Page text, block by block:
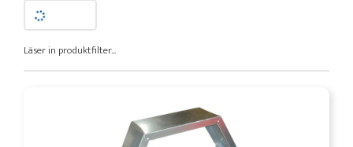
Läser in produktfilter...